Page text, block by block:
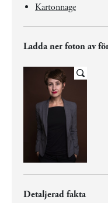
Kartonnage
Ladda ner foton av
Detaljerad fakta